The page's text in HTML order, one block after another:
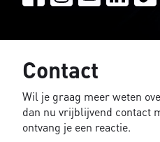
Contact
Wil je graag meer weten
dan nu vrijblijvend contact
ontvang je een reactie.